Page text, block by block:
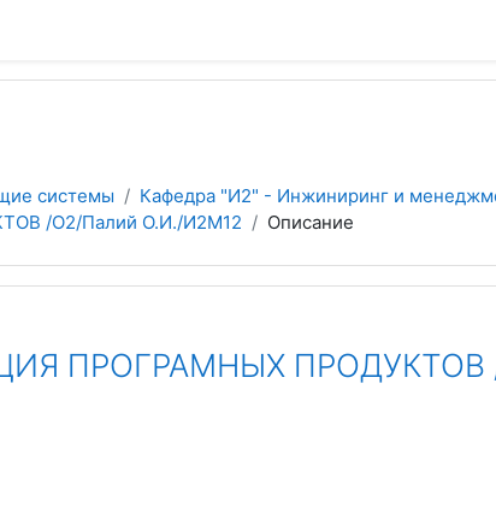
системы Кафедра "И2" - Инжиниринг и
/О2/Палий О.И./И2М12
Описание
ПРОГРАМНЫХ ПРОДУКТОВ